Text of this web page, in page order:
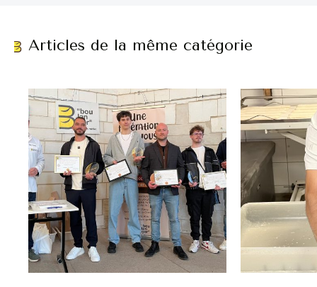
Articles de la même catégorie